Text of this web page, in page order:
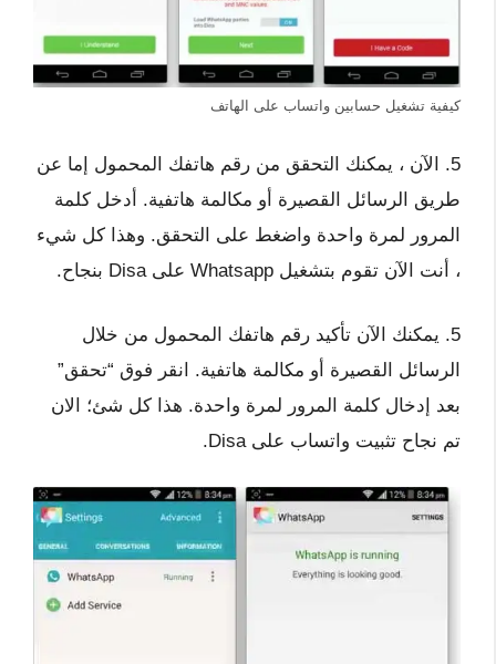
كيفية تشغيل حسابين واتساب على الهاتف
5. الآن ، يمكنك التحقق من رقم هاتفك المحمول إما عن
طريق الرسائل القصيرة أو مكالمة هاتفية. أدخل كلمة
المرور لمرة واحدة واضغط على التحقق. وهذا كل شيء
، أنت الآن تقوم بتشغيل Whatsapp على Disa بنجاح.
5. يمكنك الآن تأكيد رقم هاتفك المحمول من خلال
الرسائل القصيرة أو مكالمة هاتفية. انقر فوق “تحقق”
بعد إدخال كلمة المرور لمرة واحدة. هذا كل شئ؛ الان
تم نجاح تثبيت واتساب على Disa.